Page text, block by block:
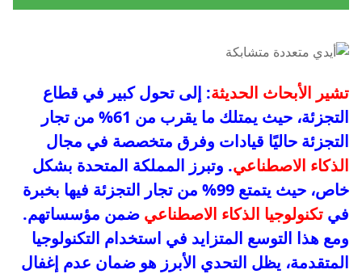
تشير الأبحاث الحديثة: إلى تحول كبير في قطاع
التجزئة، حيث يمتلك ما يقرب من 61% من تجار
التجزئة حاليًا قيادات وفرق متخصصة في مجال
الذكاء الاصطناعي. وتبرز المملكة المتحدة بشكل
خاص، حيث يتمتع 99% من تجار التجزئة فيها بخبرة
في تكنولوجيا الذكاء الاصطناعي ضمن مؤسساتهم.
ومع هذا التوسع المتزايد في استخدام التكنولوجيا
المتقدمة، يظل التحدي الأبرز هو ضمان عدم إغفال